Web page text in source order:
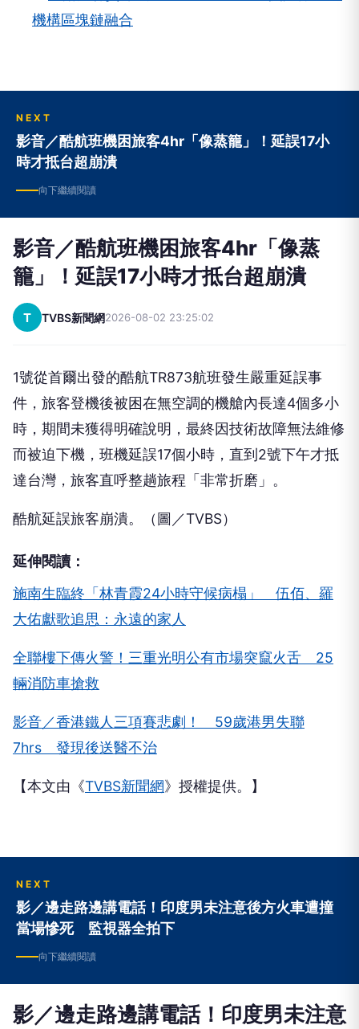
機構區塊鏈融合
NEXT
影音／酷航班機困旅客4hr「像蒸籠」！延誤17小
時才抵台超崩潰
向下繼續閱讀
影音／酷航班機困旅客4hr「像蒸
籠」！延誤17小時才抵台超崩潰
T TVBS新聞網2026-08-02 23:25:02
1號從首爾出發的酷航TR873航班發生嚴重延誤事
件，旅客登機後被困在無空調的機艙內長達4個多小
時，期間未獲得明確說明，最終因技術故障無法維修
而被迫下機，班機延誤17個小時，直到2號下午才抵
達台灣，旅客直呼整趟旅程「非常折磨」。
酷航延誤旅客崩潰。（圖／TVBS）
延伸閱讀：
施南生臨終「林青霞24小時守候病榻」 伍佰、羅
大佑獻歌追思：永遠的家人
全聯樓下傳火警！三重光明公有市場突竄火舌 25
輛消防車搶救
影音／香港鐵人三項賽悲劇！ 59歲港男失聯
7hrs 發現後送醫不治
【本文由《TVBS新聞網》授權提供。】
NEXT
影／邊走路邊講電話！印度男未注意後方火車遭撞
當場慘死 監視器全拍下
向下繼續閱讀
影／邊走路邊講電話！印度男未注意